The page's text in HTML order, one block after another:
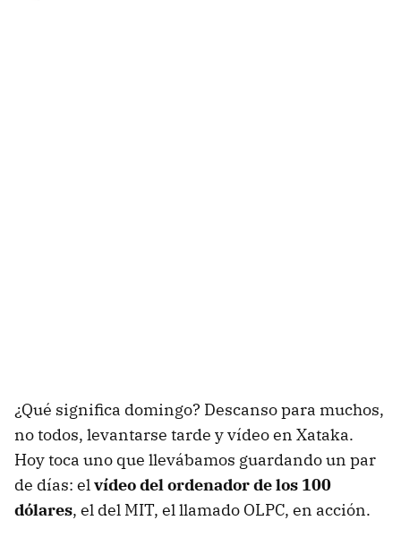
¿Qué significa domingo? Descanso para muchos,
no todos, levantarse tarde y vídeo en Xataka.
Hoy toca uno que llevábamos guardando un par
de días: elvídeo del ordenador de los 100
dólares, el del MIT, el llamado OLPC, en acción.